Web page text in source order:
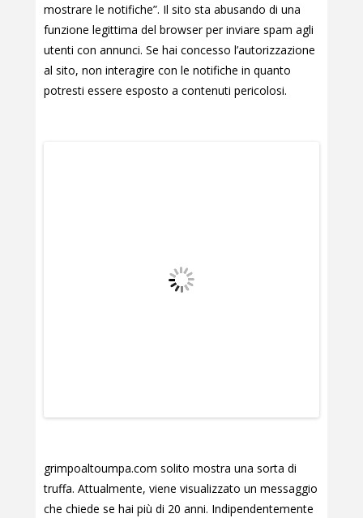
mostrare le notifiche”. Il sito sta abusando di una
funzione legittima del browser per inviare spam agli
utenti con annunci. Se hai concesso l’autorizzazione
al sito, non interagire con le notifiche in quanto
potresti essere esposto a contenuti pericolosi.
grimpoaltoumpa.com solito mostra una sorta di
truffa. Attualmente, viene visualizzato un messaggio
che chiede se hai più di 20 anni. Indipendentemente